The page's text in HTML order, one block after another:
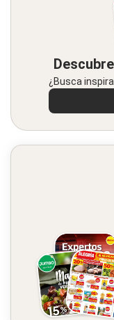
¿Busca